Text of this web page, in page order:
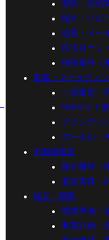
契約・決済
紹介・リピ
追客・メー
住宅ローン
特殊案件（
集客・マーケティ
一括査定・
Webサイト
ブランディ
ポータル・
不動産査定
媒介獲得・
査定実務・
独立・開業
開業準備・
事業計画・